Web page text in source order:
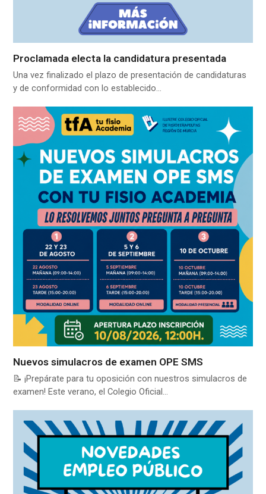
Proclamada electa la candidatura presentada
Una vez finalizado el plazo de presentación de candidaturas
y de conformidad con lo establecido…
Nuevos simulacros de examen OPE SMS
📝 ¡Prepárate para tu oposición con nuestros simulacros de
examen! Este verano, el Colegio Oficial…